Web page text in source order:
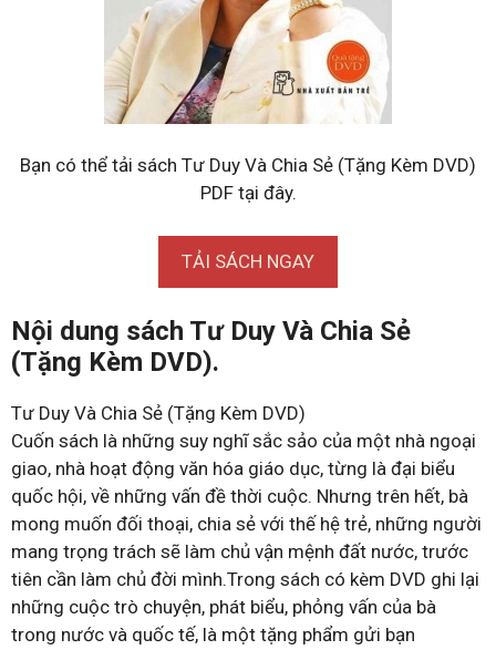
Bạn có thể tải sách Tư Duy Và Chia Sẻ (Tặng Kèm DVD)
PDF tại đây.
TẢI SÁCH NGAY
Nội dung sách Tư Duy Và Chia Sẻ
(Tặng Kèm DVD).
Tư Duy Và Chia Sẻ (Tặng Kèm DVD)
Cuốn sách là những suy nghĩ sắc sảo của một nhà ngoại
giao, nhà hoạt động văn hóa giáo dục, từng là đại biểu
quốc hội, về những vấn đề thời cuộc. Nhưng trên hết, bà
mong muốn đối thoại, chia sẻ với thế hệ trẻ, những người
mang trọng trách sẽ làm chủ vận mệnh đất nước, trước
tiên cần làm chủ đời mình.Trong sách có kèm DVD ghi lại
những cuộc trò chuyện, phát biểu, phỏng vấn của bà
trong nước và quốc tế, là một tặng phẩm gửi bạn